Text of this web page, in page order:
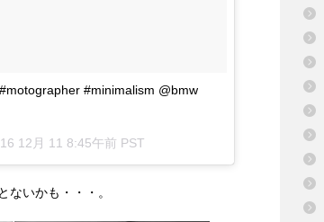
#minimalism @bmw
12月 11 8:45午前 PST
いかも・・・。